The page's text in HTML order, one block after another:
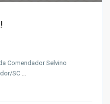
Comendador Selvino
SC ...